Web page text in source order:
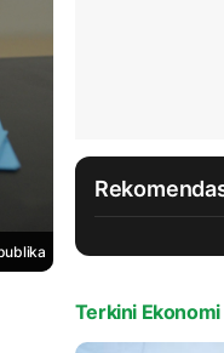
Terkini Ekonomi